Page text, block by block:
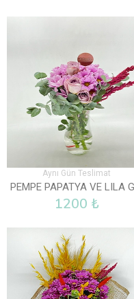
Aynı Gün Teslimat
1200 ₺